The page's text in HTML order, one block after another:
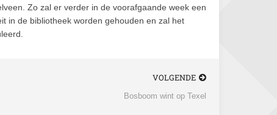
Zo zal er verder in de voorafgaande week een
in de bibliotheek worden gehouden en zal het
VOLGENDE
Bosboom wint op Texel